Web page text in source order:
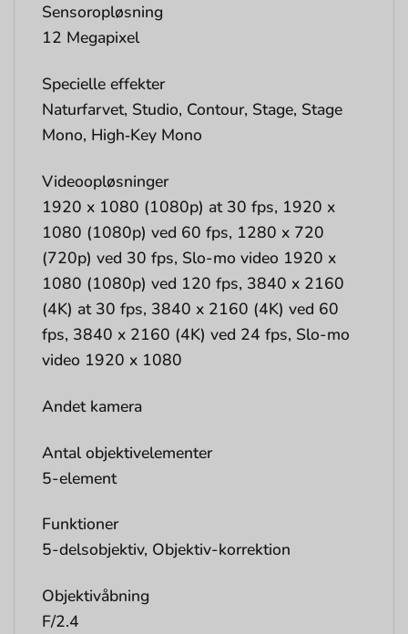
Sensoropløsning
12 Megapixel
Specielle effekter
Naturfarvet, Studio, Contour, Stage, Stage
Mono, High‑Key Mono
Videoopløsninger
1920 x 1080 (1080p) at 30 fps, 1920 x
1080 (1080p) ved 60 fps, 1280 x 720
(720p) ved 30 fps, Slo-mo video 1920 x
1080 (1080p) ved 120 fps, 3840 x 2160
(4K) at 30 fps, 3840 x 2160 (4K) ved 60
fps, 3840 x 2160 (4K) ved 24 fps, Slo-mo
video 1920 x 1080
Andet kamera
Antal objektivelementer
5-element
Funktioner
5-delsobjektiv, Objektiv-korrektion
Objektivåbning
F/2.4